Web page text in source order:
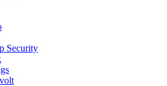
Security